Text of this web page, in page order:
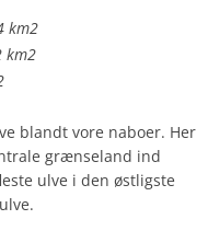
km2
km2
blandt vore naboer. Her
grænseland ind
ulve i den østligste